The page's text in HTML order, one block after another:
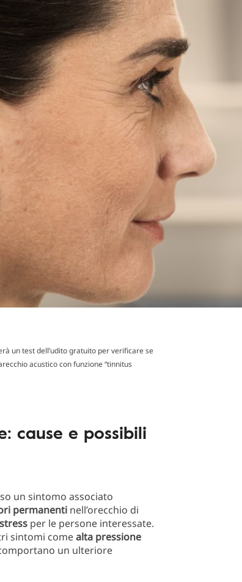
un test dell’udito gratuito per verificare se
acustico con funzione “tinnitus
cause e possibili
un sintomo associato
permanenti nell’orecchio di
stress per le persone interessate.
sintomi comealta pressione
un ulteriore